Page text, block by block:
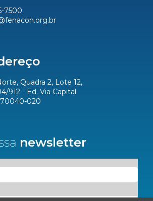
7500
Quadra 2, Lote 12,
912 - Ed. Via Capital
70040-020
newsletter